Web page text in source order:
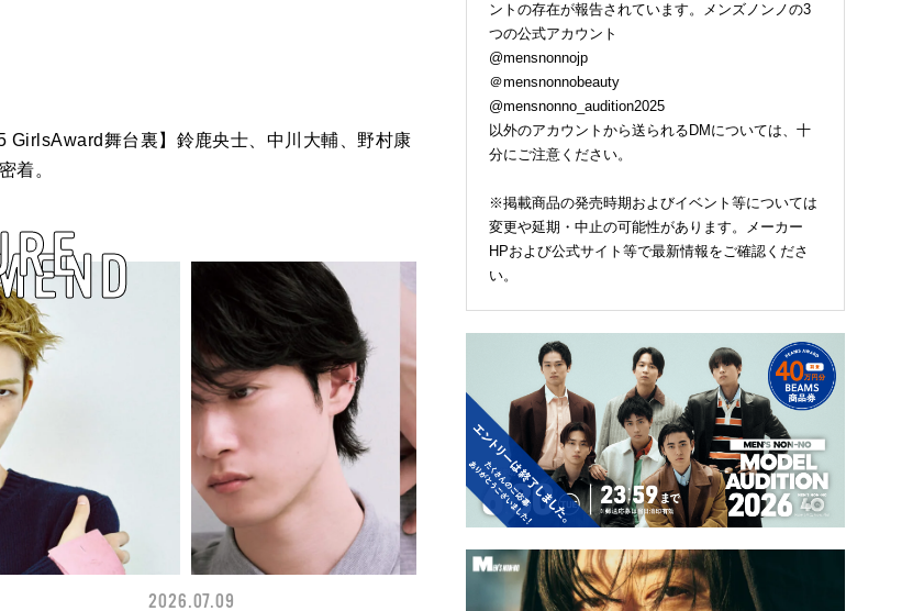
GirlsAward舞台裏】鈴鹿央士、中川大輔、野村康
着。
2026.07.09
FASHION 2026.07.09
ントの存在が報告されています。メンズノンノの3
つの公式アカウント
@mensnonnojp
＠mensnonnobeauty
@mensnonno_audition2025
以外のアカウントから送られるDMについては、十
分にご注意ください。
※掲載商品の発売時期およびイベント等については
変更や延期・中止の可能性があります。メーカー
HPおよび公式サイト等で最新情報をご確認くださ
い。